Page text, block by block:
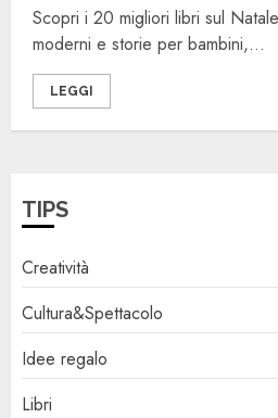
Scopri i 20 migliori libri sul
moderni e storie per bambini,...
LEGGI
TIPS
Creatività
Cultura&Spettacolo
Idee regalo
Libri